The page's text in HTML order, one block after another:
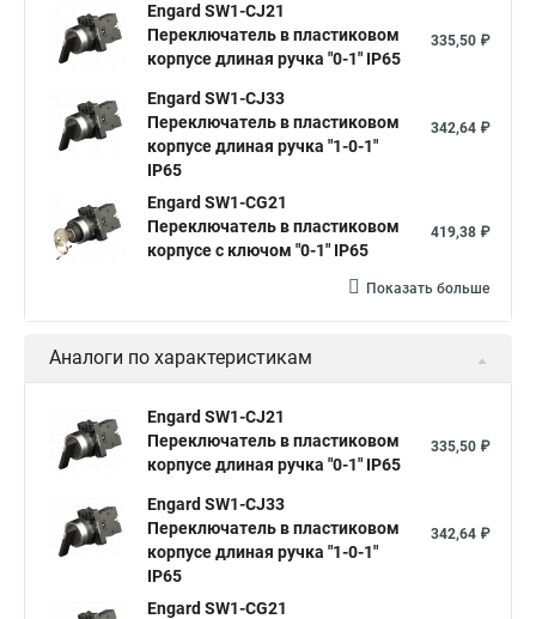
Engard SW1-CJ21
Переключатель в пластиковом
корпусе длиная ручка "0-1" IP65
335,50 ₽
Engard SW1-CJ33
Переключатель в пластиковом
корпусе длиная ручка "1-0-1"
IP65
342,64 ₽
Engard SW1-CG21
Переключатель в пластиковом
корпусе с ключом "0-1" IP65
419,38 ₽
Показать больше
Аналоги по характеристикам
Engard SW1-CJ21
Переключатель в пластиковом
корпусе длиная ручка "0-1" IP65
335,50 ₽
Engard SW1-CJ33
Переключатель в пластиковом
корпусе длиная ручка "1-0-1"
IP65
342,64 ₽
Engard SW1-CG21